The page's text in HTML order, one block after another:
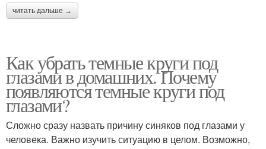
читать дальше →
Как убрать темные круги под
глазами в домашних. Почему
появляются темные круги под
глазами?
Сложно сразу назвать причину синяков под глазами у
человека. Важно изучить ситуацию в целом. Возможно,